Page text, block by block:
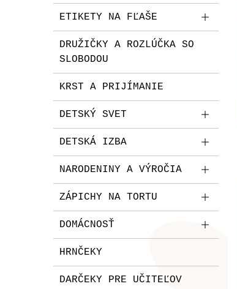
ETIKETY NA FĽAŠE
DRUŽIČKY A ROZLÚČKA SO
SLOBODOU
KRST A PRIJÍMANIE
DETSKÝ SVET
DETSKÁ IZBA
NARODENINY A VÝROČIA
ZÁPICHY NA TORTU
DOMÁCNOSŤ
HRNČEKY
DARČEKY PRE UČITEĽOV